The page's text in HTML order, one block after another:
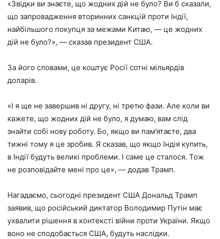
«Звідки ви знаєте, що жодних дій не було? Ви б сказали,
що запровадження вторинних санкцій проти Індії,
найбільшого покупця за межами Китаю, — це жодних
дій не було?», — сказав президент США.
За його словами, це коштує Росії сотні мільярдів
доларів.
«І я ще не завершив ні другу, ні третю фази. Але коли ви
кажете, що жодних дій не було, я думаю, вам слід
знайти собі нову роботу. Бо, якщо ви пам’ятаєте, два
тижні тому я це зробив. Я сказав, що якщо Індія купить,
в Індії будуть великі проблеми. І саме це сталося. Тож
не розповідайте мені про це», — додав Трамп.
Нагадаємо, сьогодні президент США Дональд Трамп
заявив, що російський диктатор Володимир Путін має
ухвалити рішення в контексті війни проти України. Якщо
воно не сподобається США, будуть наслідки.